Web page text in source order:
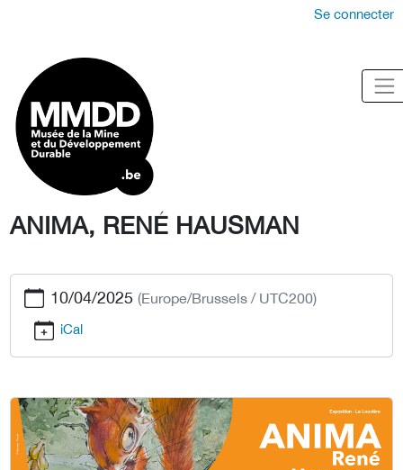
Se connecter
ANIMA, RENÉ HAUSMAN
10/04/2025 (Europe/Brussels / UTC200)
iCal